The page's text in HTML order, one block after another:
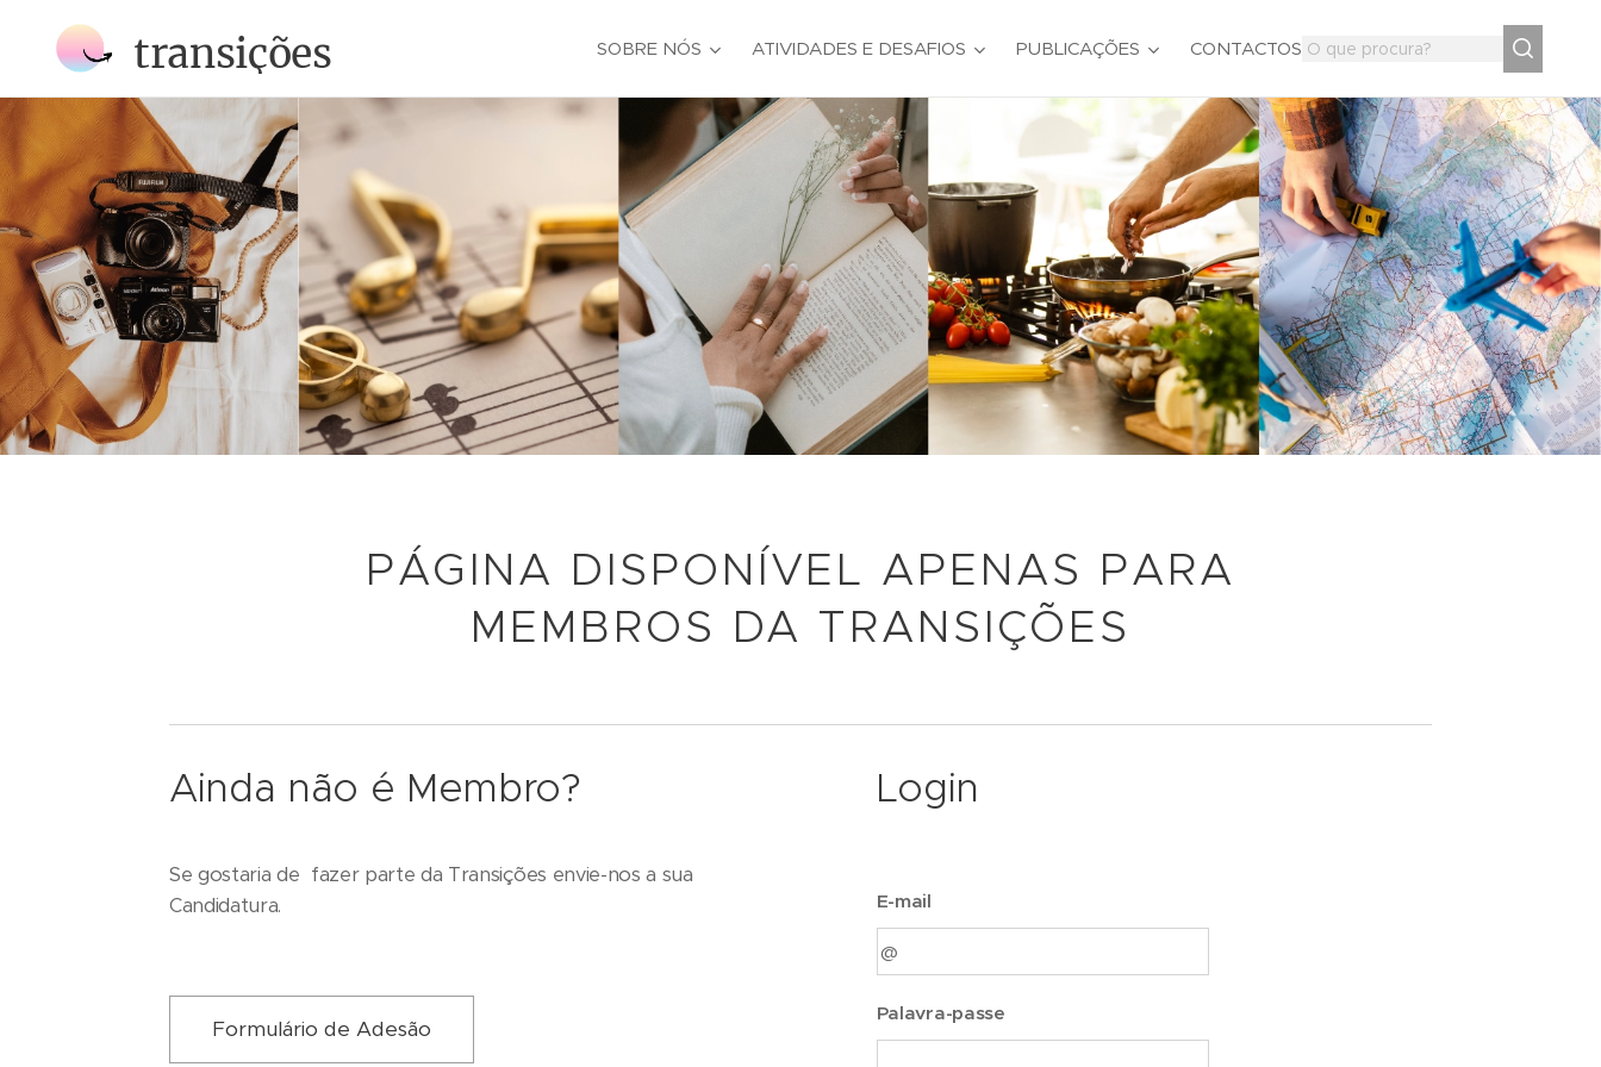
transições SOBRE NÓS ATIVIDADES E DESAFIOS PUBLICAÇÕES CONTACTOS
PÁGINA DISPONÍVEL APENAS PARA
MEMBROS DA TRANSIÇÕES
Ainda não é Membro?
Se gostaria de fazer parte da Transições envie-nos a sua
Candidatura.
Formulário de Adesão
Login
E-mail
Palavra-passe